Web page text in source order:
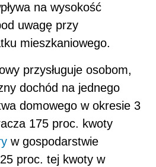
na wysokość
uwagę przy
mieszkaniowego.
przysługuje osobom,
dochód na jednego
domowego w okresie 3
175 proc. kwoty
w gospodarstwie
proc. tej kwoty w